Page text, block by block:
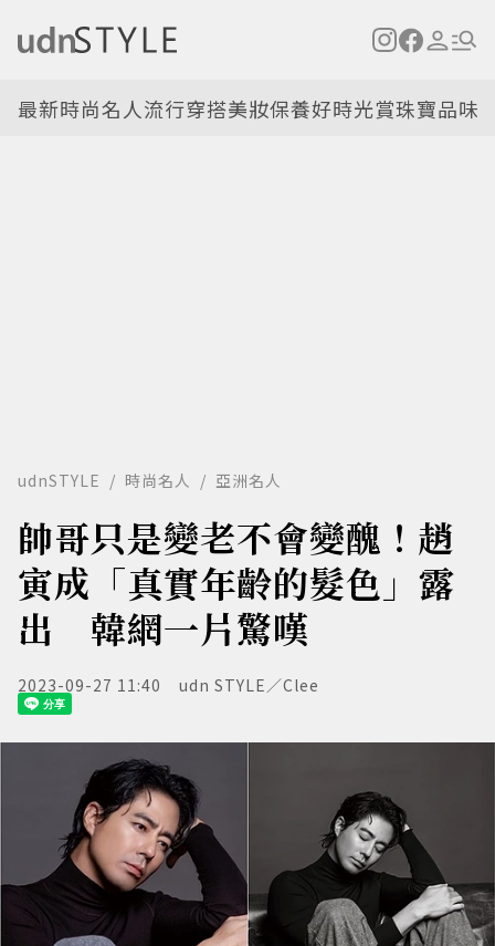
最新時尚名人流行穿搭美妝保養好時光賞珠寶品味
udnSTYLE 時尚名人 亞洲名人
帥哥只是變老不會變醜！趙
寅成「真實年齡的髮色」露
出 韓網一片驚嘆
2023-09-27 11:40 udn STYLE／Clee